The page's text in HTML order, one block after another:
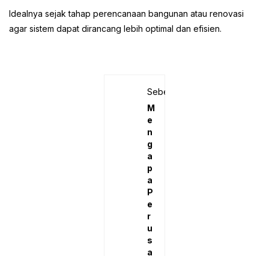
Idealnya sejak tahap perencanaan bangunan atau renovasi
agar sistem dapat dirancang lebih optimal dan efisien.
Sebelumnya
M
e
n
g
a
p
a
P
e
r
u
s
a